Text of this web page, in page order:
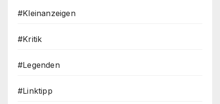
#Kleinanzeigen
#Kritik
#Legenden
#Linktipp